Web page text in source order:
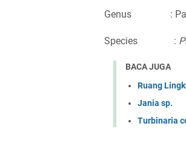
Genus :
Species :
BACA JUGA
Ruang
Jania sp.
Turbinaria